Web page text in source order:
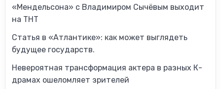
«Мендельсона» с Владимиром Сычёвым выходит
на ТНТ
Статья в «Атлантике»: как может выглядеть
будущее государств.
Невероятная трансформация актера в разных К-
драмах ошеломляет зрителей